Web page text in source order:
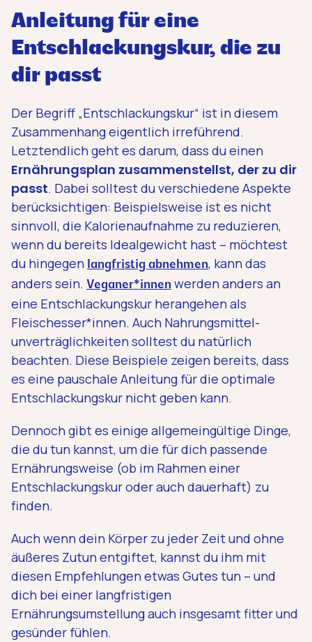
Anleitung für eine
Entschlackungskur, die zu
dir passt
Der Begriff „Entschlackungskur“ ist in diesem
Zusammenhang eigentlich irreführend.
Letztendlich geht es darum, dass du einen
Ernährungsplan zusammenstellst, der zu dir
passt. Dabei solltest du verschiedene Aspekte
berücksichtigen: Beispielsweise ist es nicht
sinnvoll, die Kalorienaufnahme zu reduzieren,
wenn du bereits Idealgewicht hast – möchtest
du hingegen langfristig abnehmen, kann das
anders sein. Veganer*innen werden anders an
eine Entschlackungskur herangehen als
Fleischesser*innen. Auch Nahrungs­mittel­
unverträg­lichkeiten solltest du natürlich
beachten. Diese Beispiele zeigen bereits, dass
es eine pauschale Anleitung für die optimale
Entschlackungskur nicht geben kann.
Dennoch gibt es einige allgemeingültige Dinge,
die du tun kannst, um die für dich passende
Ernährungsweise (ob im Rahmen einer
Entschlackungskur oder auch dauerhaft) zu
finden.
Auch wenn dein Körper zu jeder Zeit und ohne
äußeres Zutun entgiftet, kannst du ihm mit
diesen Empfehlungen etwas Gutes tun – und
dich bei einer langfristigen
Ernährungsumstellung auch insgesamt fitter und
gesünder fühlen.